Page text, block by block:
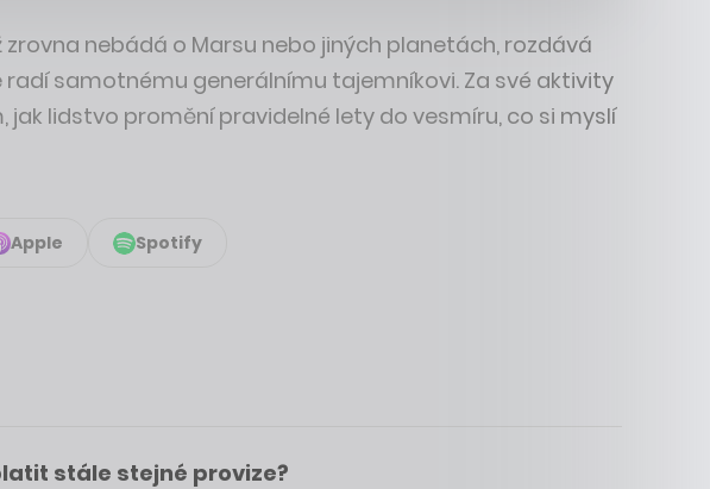
nebádá o Marsu nebo jiných planetách, rozdává
radí samotnému generálnímu tajemníkovi. Za své aktivity
lidstvo promění pravidelné lety do vesmíru, co si myslí
Apple Spotify
stále stejné provize?